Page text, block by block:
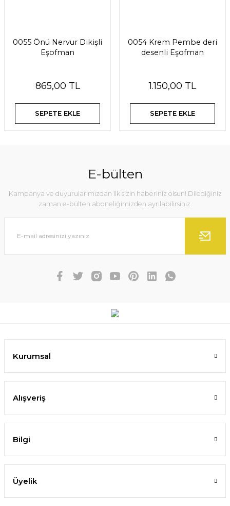
0055 Önü Nervur Dikişli
Eşofman
865,00 TL
SEPETE EKLE
0054 Krem Pembe deri
desenli Eşofman
1.150,00 TL
SEPETE EKLE
E-bülten
Kampanya ve duyurularımızdan ilk sizin haberiniz olsun! Dilediğiniz
zaman e-bülten aboneliğimizden ayrılabilirsiniz.
Kurumsal
Alışveriş
Bilgi
Üyelik